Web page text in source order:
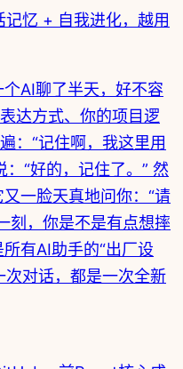
忆 + 自我进化，越用
AI聊了半天，好不容
达方式、你的项目逻
：“记住啊，我这里用
“好的，记住了。” 然
一脸天真地问你：“请
刻，你是不是有点想摔
有AI助手的“出厂设
次对话，都是一次全新